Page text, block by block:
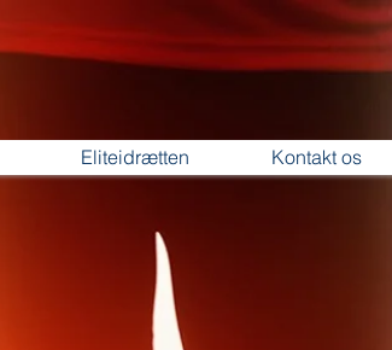
Eliteidrætten Kontakt os